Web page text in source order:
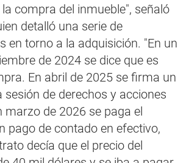
compra del inmueble", señaló
detalló una serie de
en torno a la adquisición. "En un
de 2024 se dice que es
En abril de 2025 se firma un
sesión de derechos y acciones
marzo de 2026 se paga el
pago de contado en efectivo,
decía que el precio del